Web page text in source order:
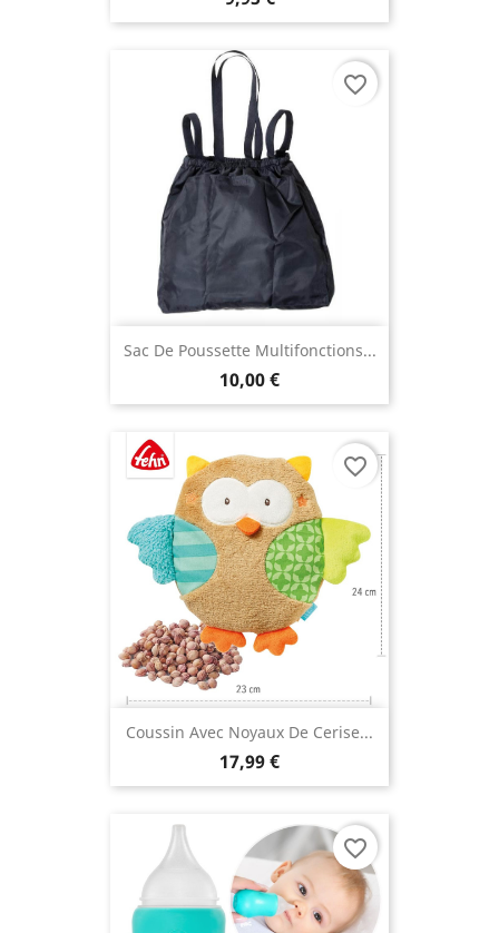
Sac De Poussette Multifonctions...
10,00 €
favorite_border
Coussin Avec Noyaux De Cerise...
17,99 €
favorite_border
favorite_border